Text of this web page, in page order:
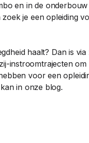
en in de
je een opleiding
haalt? Dan is
instroomtrajecten
voor een
in onze blog.